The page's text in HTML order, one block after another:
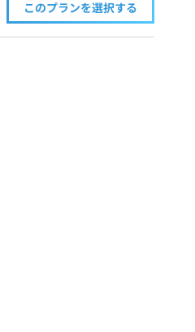
このプランを選択する